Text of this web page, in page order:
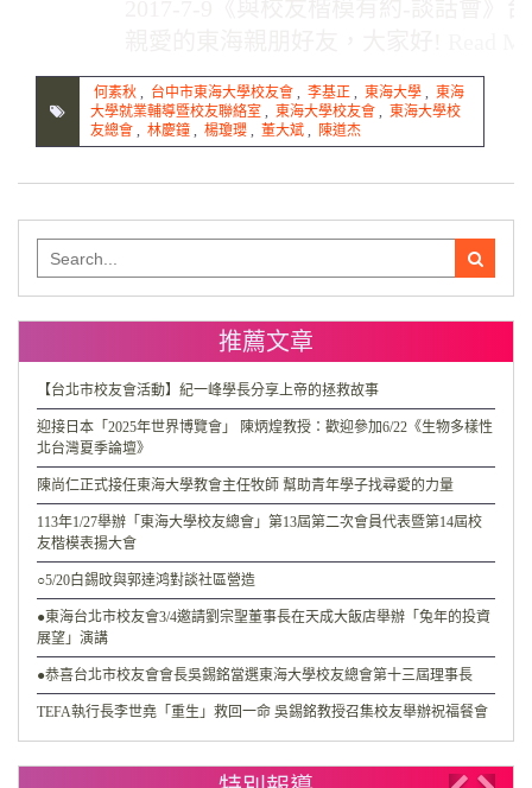
何素秋 , 台中市東海大學校友會 , 李基正 , 東海大學 , 東海
大學就業輔導暨校友聯絡室 , 東海大學校友會 , 東海大學校
友總會 , 林慶鐘 , 楊瓊瓔 , 董大斌 , 陳道杰
for:
推薦文章
【台北市校友會活動】紀一峰學長分享上帝的拯救故事
迎接日本「2025年世界博覽會」 陳炳煌教授：歡迎參加6/22《生物多樣性
北台灣夏季論壇》
陳尚仁正式接任東海大學教會主任牧師 幫助青年學子找尋愛的力量
113年1/27舉辦「東海大學校友總會」第13屆第二次會員代表暨第14屆校
友楷模表揚大會
○5/20白錫旼與郭達鸿對談社區營造
●東海台北市校友會3/4邀請劉宗聖董事長在天成大飯店舉辦「兔年的投資
展望」演講
●恭喜台北市校友會會長吳錫銘當選東海大學校友總會第十三屆理事長
TEFA執行長李世堯「重生」救回一命 吳錫銘教授召集校友舉辦祝福餐會